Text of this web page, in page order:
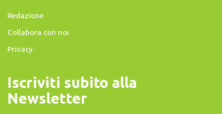
Redazione
Collabora con noi
Privacy
Iscriviti subito alla
Newsletter